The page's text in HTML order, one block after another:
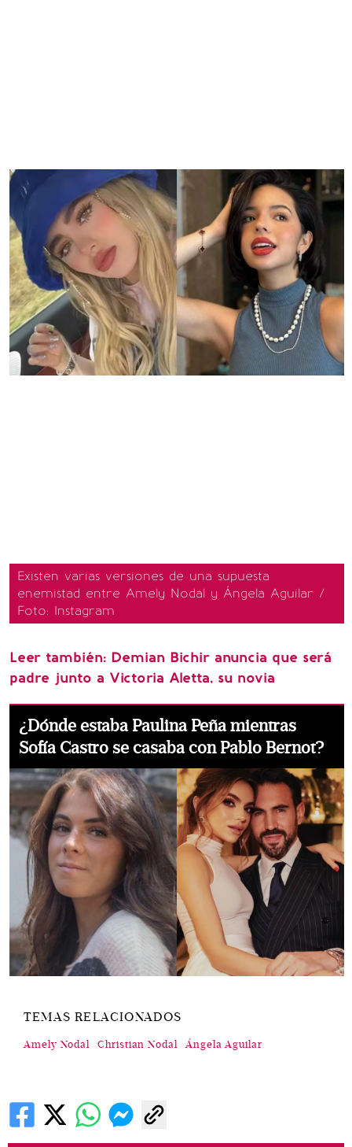
Existen varias versiones de una supuesta
enemistad entre Amely Nodal y Ángela Aguilar /
Foto: Instagram
Leer también: Demian Bichir anuncia que será
padre junto a Victoria Aletta, su novia
¿Dónde estaba Paulina Peña mientras
Sofía Castro se casaba con Pablo Bernot?
TEMAS RELACIONADOS
Amely Nodal Christian Nodal Ángela Aguilar